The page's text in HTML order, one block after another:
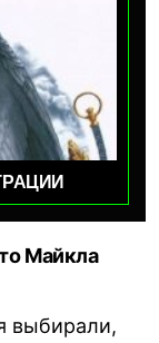
Майкла
выбирали,